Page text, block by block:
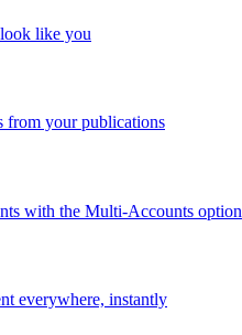
like you
from your publications
with the Multi-Accounts option
everywhere, instantly